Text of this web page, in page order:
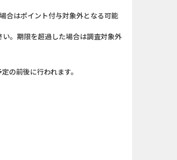
合はポイント付与対象外となる可能
。期限を超過した場合は調査対象外
前後に行われます。